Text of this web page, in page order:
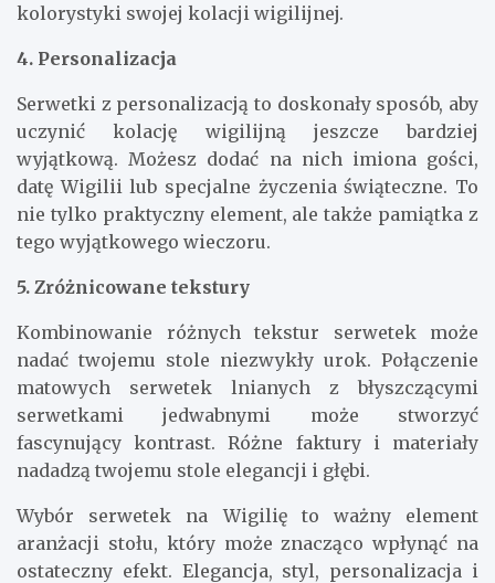
kolorystyki swojej kolacji wigilijnej.
4. Personalizacja
Serwetki z personalizacją to doskonały sposób, aby
uczynić kolację wigilijną jeszcze bardziej
wyjątkową. Możesz dodać na nich imiona gości,
datę Wigilii lub specjalne życzenia świąteczne. To
nie tylko praktyczny element, ale także pamiątka z
tego wyjątkowego wieczoru.
5. Zróżnicowane tekstury
Kombinowanie różnych tekstur serwetek może
nadać twojemu stole niezwykły urok. Połączenie
matowych serwetek lnianych z błyszczącymi
serwetkami jedwabnymi może stworzyć
fascynujący kontrast. Różne faktury i materiały
nadadzą twojemu stole elegancji i głębi.
Wybór serwetek na Wigilię to ważny element
aranżacji stołu, który może znacząco wpłynąć na
ostateczny efekt. Elegancja, styl, personalizacja i